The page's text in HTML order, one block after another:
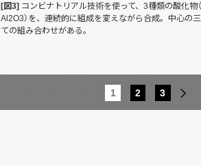
[図3] コンビナトリアル技術を使って、3種類の酸化物
Al2O3）を、連続的に組成を変えながら合成。中心の
ての組み合わせがある。
1 2 3